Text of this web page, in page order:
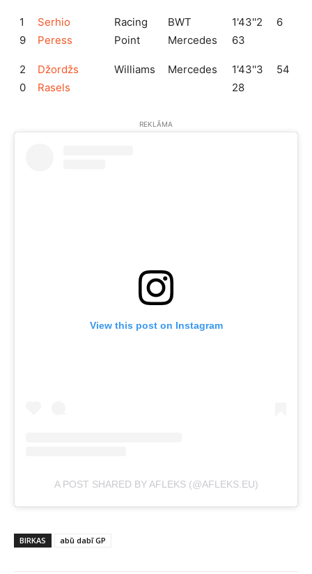
1
9
Serhio
Peress
Racing
Point
BWT
Mercedes
1'43''2
63
6
2
0
Džordžs
Rasels
Williams Mercedes
1'43''3
28
54
REKLĀMA
View this post on Instagram
A POST SHARED BY AFLEKS (@AFLEKS.EU)
BIRKAS abū dabī GP